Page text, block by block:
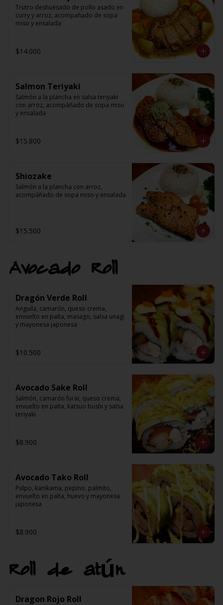
Trutro deshuesado de pollo asado en
curry y arroz, acompañado de sopa
miso y ensalada
$14.000
Salmon Teriyaki
Salmón a la plancha en salsa teriyaki
con arroz, acompàñado de sopa miso
y ensalada
$15.800
Shiozake
Salmón a la plancha con arroz,
acompàñado de sopa miso y ensalada
$15.500
Avocado Roll
Dragón Verde Roll
Anguila, camarón, queso crema,
envuelto en palta, masago, salsa unagi
y mayonesa japonesa
$10.500
Avocado Sake Roll
Salmón, camarón furai, queso crema,
envuelto en palta, katsuo bushi y salsa
teriyaki
$8.900
Avocado Tako Roll
Pulpo, kanikama, pepino, palmito,
envuelto en palta, huevo y mayonesa
japonesa
$8.900
Roll de atún
Dragon Rojo Roll